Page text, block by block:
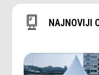
NAJNOVIJI